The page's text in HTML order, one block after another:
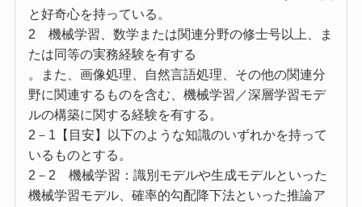
と好奇心を持っている。
2 機械学習、数学または関連分野の修士号以上、ま
たは同等の実務経験を有する
。また、画像処理、自然言語処理、その他の関連分
野に関連するものを含む、機械学習／深層学習モデ
ルの構築に関する経験を有する。
2－1【目安】以下のような知識のいずれかを持って
いるものとする。
2－2 機械学習：識別モデルや生成モデルといった
機械学習モデル、確率的勾配降下法といった推論ア